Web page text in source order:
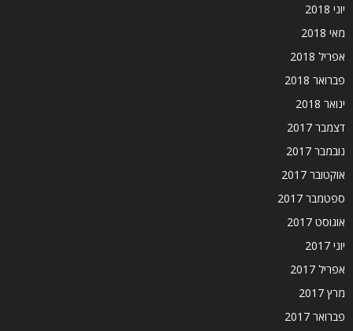
יוני 2018
מאי 2018
אפריל 2018
פברואר 2018
ינואר 2018
דצמבר 2017
נובמבר 2017
אוקטובר 2017
ספטמבר 2017
אוגוסט 2017
יוני 2017
אפריל 2017
מרץ 2017
פברואר 2017